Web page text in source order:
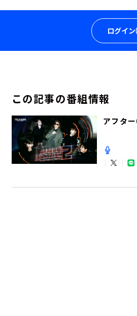
ログイン
この記事の番組情報
アフタ